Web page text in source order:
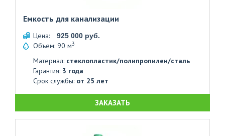
Емкость для канализации
Цена: 925 000 руб.
Объем: 90 м3
Материал: стеклопластик/полипропилен/сталь
Гарантия: 3 года
Срок службы: от 25 лет
ЗАКАЗАТЬ